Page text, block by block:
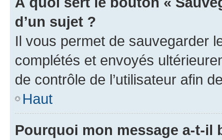
d’un sujet ?
Il vous permet de sauvegarder
complétés et envoyés
de contrôle de l’utilisateur afin
Haut
Pourquoi mon message a-t-il